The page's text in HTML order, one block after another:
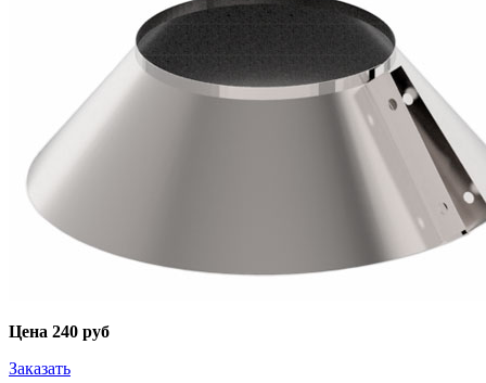
Цена 240 руб
Заказать